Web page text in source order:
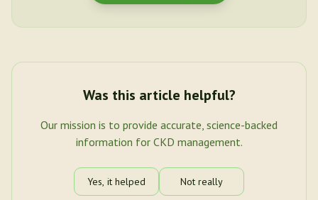
Was this article helpful?
Our mission is to provide accurate, science-backed
information for CKD management.
Yes, it helped Not really